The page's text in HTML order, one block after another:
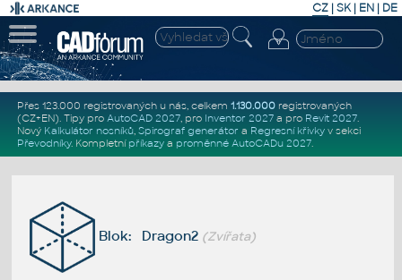
CZ | SK| EN | DE
Přes 123.000 registrovaných u nás, celkem 1.130.000registrovaných
(CZ+EN). Tipy pro AutoCAD 2027, pro Inventor 2027a pro Revit 2027.
Nový Kalkulátor nosníků, Spirograf generátor a Regresní křivkyv sekci
Převodníky. Kompletní příkazya proměnné AutoCADu 2027.
Blok: Dragon2 (Zvířata)